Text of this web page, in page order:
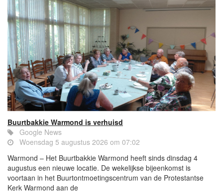
Buurtbakkie Warmond is verhuisd
Google News
Woensdag 5 augustus 2026 om 07:02
Warmond – Het Buurtbakkie Warmond heeft sinds dinsdag 4
augustus een nieuwe locatie. De wekelijkse bijeenkomst is
voortaan in het Buurtontmoetingscentrum van de Protestantse
Kerk Warmond aan de